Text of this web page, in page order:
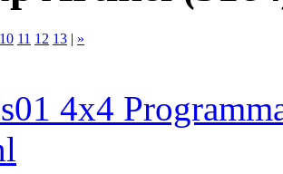
10 11 12 13 | »
4x4